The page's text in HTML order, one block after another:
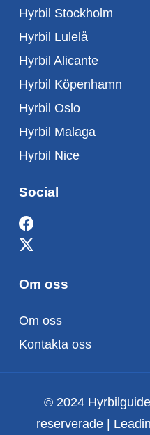
Hyrbil Stockholm
Hyrbil Lulelå
Hyrbil Alicante
Hyrbil Köpenhamn
Hyrbil Oslo
Hyrbil Malaga
Hyrbil Nice
Social
Om oss
Om oss
Kontakta oss
© 2024
reserverade |